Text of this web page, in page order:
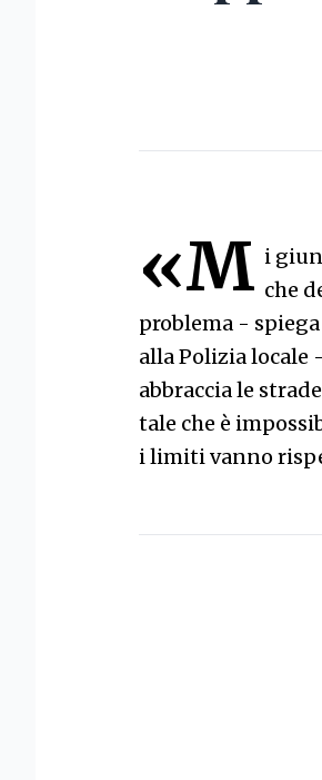
«M i
che
problema -
alla Polizia locale
abbraccia le
tale che è
i limiti vanno